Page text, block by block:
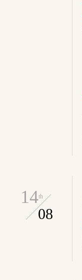
14th
08